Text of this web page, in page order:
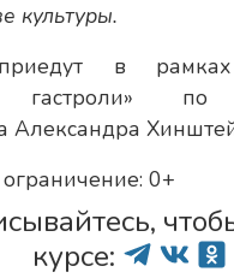
культуры.
в
гастроли» по
Александра
0+
курсе: